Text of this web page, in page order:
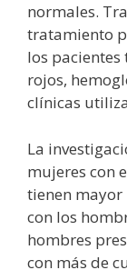
normales.
tratamiento
los
rojos,
clínicas
La
mujeres con
tienen mayor
con los
hombres
con más de